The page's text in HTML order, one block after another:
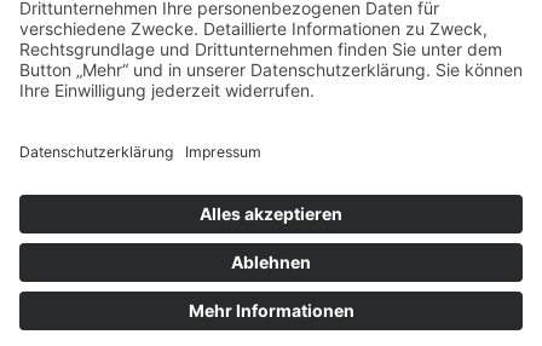
Zahnarzt Dr. M. Regensburger
Effnerstraße 39a I 81925 München
info@dr-regensburger.de
ImpressumIDatenschutz
zu gestalten und fortlaufend
verbessern zu können, verwenden wir
Cookies. Durch die weitere Nutzung
der Webseite stimmen Sie der
Verwendung von Cookies zu. Weitere
Informationen in unserer